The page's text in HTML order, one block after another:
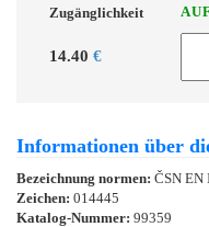
Zugänglichkeit
14.40 €
Informationen über
Bezeichnung normen: ČSN EN
Zeichen: 014445
Katalog-Nummer: 99359